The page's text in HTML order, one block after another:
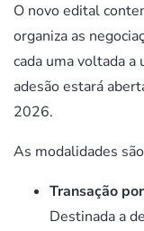
O novo edital
organiza as
cada uma voltada
adesão estará
2026.
As modalidades
Transação
Destinada a